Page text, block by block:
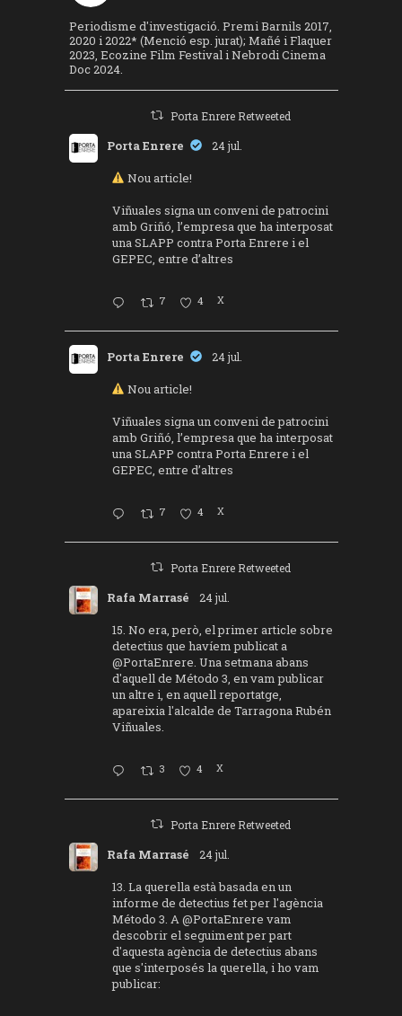
Periodisme d'investigació. Premi Barnils 2017,
2020 i 2022* (Menció esp. jurat); Mañé i Flaquer
2023, Ecozine Film Festival i Nebrodi Cinema
Doc 2024.
Porta Enrere Retweeted
Porta Enrere 24 jul.
Nou article!
Viñuales signa un conveni de patrocini
amb Griñó, l’empresa que ha interposat
una SLAPP contra Porta Enrere i el
GEPEC, entre d’altres
7 4 X
Porta Enrere 24 jul.
Nou article!
Viñuales signa un conveni de patrocini
amb Griñó, l’empresa que ha interposat
una SLAPP contra Porta Enrere i el
GEPEC, entre d’altres
7 4 X
Porta Enrere Retweeted
Rafa Marrasé 24 jul.
15. No era, però, el primer article sobre
detectius que havíem publicat a
@PortaEnrere. Una setmana abans
d'aquell de Método 3, en vam publicar
un altre i, en aquell reportatge,
apareixia l'alcalde de Tarragona Rubén
Viñuales.
3 4 X
Porta Enrere Retweeted
Rafa Marrasé 24 jul.
13. La querella està basada en un
informe de detectius fet per l'agència
Método 3. A@PortaEnrere vam
descobrir el seguiment per part
d'aquesta agència de detectius abans
que s'interposés la querella, i ho vam
publicar: